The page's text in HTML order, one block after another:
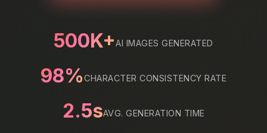
500K+AI IMAGES GENERATED
98%CHARACTER CONSISTENCY RATE
2.5sAVG. GENERATION TIME